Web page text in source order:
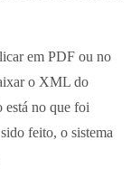
em PDF ou no
o XML do
no que foi
feito, o sistema